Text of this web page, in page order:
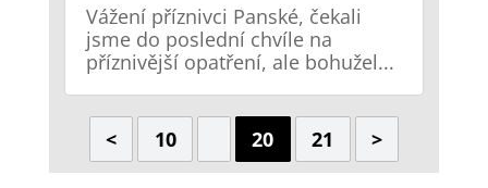
Vážení příznivci Panské, čekali
jsme do poslední chvíle na
příznivější opatření, ale bohužel...
< 10 20 21 >